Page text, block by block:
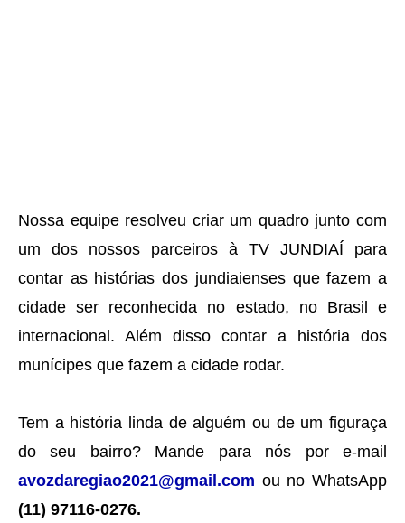
Nossa equipe resolveu criar um quadro junto com
um dos nossos parceiros à TV JUNDIAÍ para
contar as histórias dos jundiaienses que fazem a
cidade ser reconhecida no estado, no Brasil e
internacional. Além disso contar a história dos
munícipes que fazem a cidade rodar.
Tem a história linda de alguém ou de um figuraça
do seu bairro? Mande para nós por e-mail
avozdaregiao2021@gmail.com ou no WhatsApp
(11) 97116-0276.